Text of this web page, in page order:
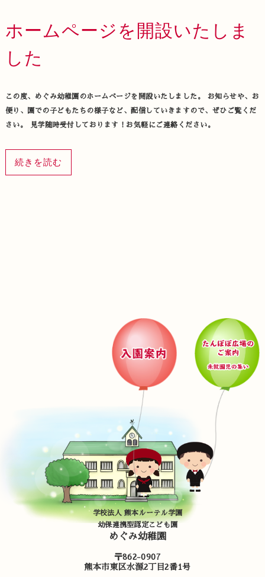
ホームページを開設いたしま
した
この度、めぐみ幼稚園のホームページを開設いたしました。 お知らせや、お
便り、園での子どもたちの様子など、配信していきますので、ぜひご覧くだ
さい。 見学随時受付しております！お気軽にご連絡ください。
続きを読む
学校法人 熊本ルーテル学園
幼保連携型認定こども園
めぐみ幼稚園
〒862-0907
熊本市東区水源2丁目2番1号